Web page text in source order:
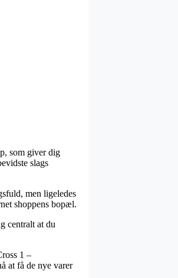
som giver dig
slags
men ligeledes
shoppens bopæl.
centralt at du
1 –
at få de nye varer